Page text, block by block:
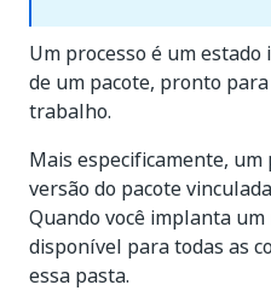
Um processo é um
de um pacote, pronto
trabalho.
Mais especificamente,
versão do pacote
Quando você implanta
disponível para todas as
essa pasta.